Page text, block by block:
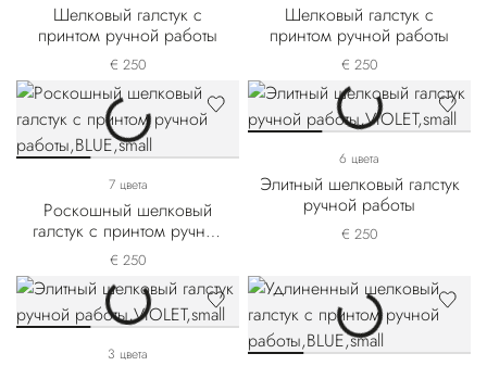
Шелковый галстук с
принтом ручной работы
€ 250
Шелковый галстук с
принтом ручной работы
€ 250
7 цвета
Роскошный шелковый
галстук с принтом ручной
работы
€ 250
6 цвета
Элитный шелковый галстук
ручной работы
€ 250
3 цвета